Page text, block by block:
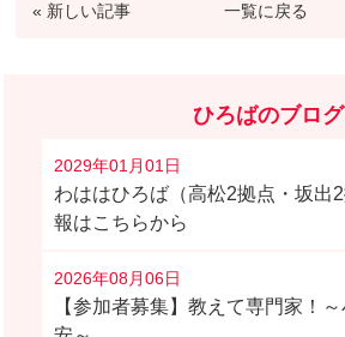
« 新しい記事 一覧に戻る
ひろばのブログ
2029年01月01日
わははひろば（高松2拠点・坂出
報はこちらから
2026年08月06日
【参加者募集】教えて専門家！